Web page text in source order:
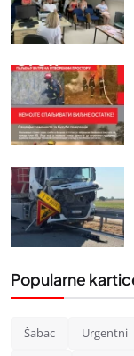
Popularne
Šabac Urgentni